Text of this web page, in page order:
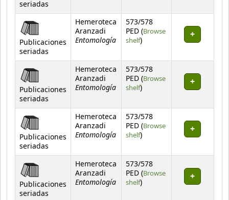
seriadas
Publicaciones
seriadas
Hemeroteca
Aranzadi
Entomología
573/578
PED (Browse
shelf(Opens below)
)
Publicaciones
seriadas
Hemeroteca
Aranzadi
Entomología
573/578
PED (Browse
shelf(Opens below)
)
Publicaciones
seriadas
Hemeroteca
Aranzadi
Entomología
573/578
PED (Browse
shelf(Opens below)
)
Publicaciones
seriadas
Hemeroteca
Aranzadi
Entomología
573/578
PED (Browse
shelf(Opens below)
)